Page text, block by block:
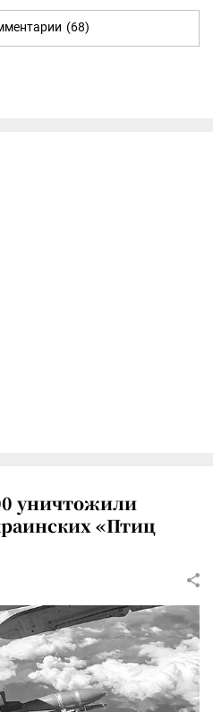
(68)
уничтожили
«Птиц